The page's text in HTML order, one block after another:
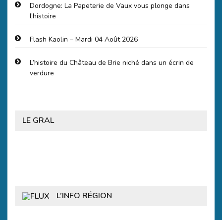
Dordogne: La Papeterie de Vaux vous plonge dans
l’histoire
Flash Kaolin – Mardi 04 Août 2026
L’histoire du Château de Brie niché dans un écrin de
verdure
LE GRAL
L’INFO RÉGION